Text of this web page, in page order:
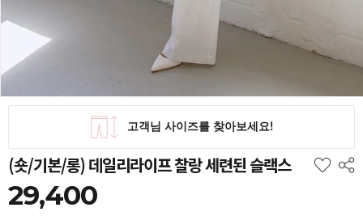
(숏/기본/롱) 데일리라이프 찰랑 세련된 슬랙스
29,400